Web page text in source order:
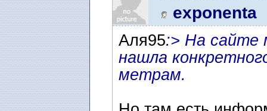
exponenta
Аля95:> На сайте
нашла
метрам.